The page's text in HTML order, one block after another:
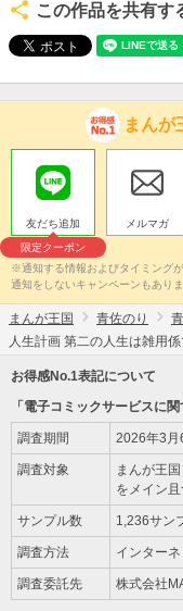
この作品を共有す
まんが
友だち追加
限定クーポン
メルマガ
※通知する情報およびタイミング
通知をしないキャンペーンもあり
まんが王国 青佐のり
人生計画 第二の人生は雑用
お得感No.1表記について
「電子コミックサービスに
調査期間 2026年3月
調査対象
まんが王
をメイン
サンプル数 1,236サン
調査方法 インター
調査委託先 株式会社